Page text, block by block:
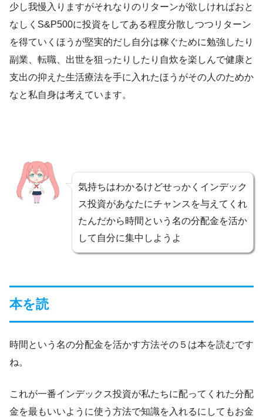
少し我慢入りますがそれなりのリターンが欲しければおと
なしくS&P500に投資をしてある程度分散しつつリターン
を得ていくほうが堅実的だし自分は稼ぐために勉強したり
副業、転職、出世を狙ったりしたり自炊を楽しんで健康と
支出の抑えた生活療法を手に入れたほうがその人のためか
なと私自身は考えています。
気持ちはわかるけどせっかくインデック
ス投資があなたにチャンスを与えてくれ
たんだから時間という名の分配金を活か
して自分に集中しようよ
本を読
時間という名の分配金を活かす方法その５は本を読むです
ね。
これが一番インデックス投資が私たちに配ってくれた分配
金を最もいいように使う方法で知識を入れるにしてもお金